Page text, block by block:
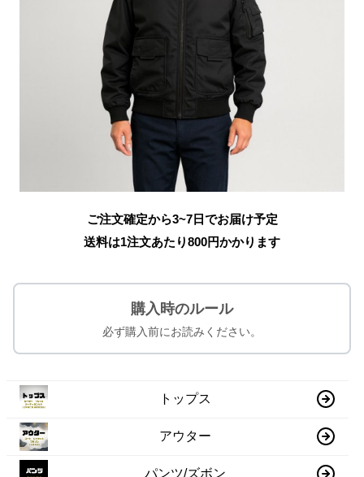
ご注文確定から3~7日でお届け予定
送料は1注文あたり800円かかります
購入時のルール
必ず購入前にお読みください。
トップス
アウター
パンツ/ズボン